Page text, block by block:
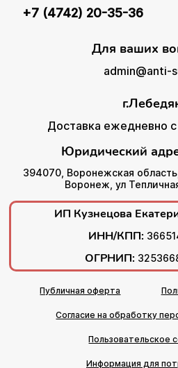
+7 (4742) 20-35-36
Для ваших
admin@anti-
Доставка ежедневно с
Юридический
394070, Воронежская
Воронеж, ул
ИП Кузнецова
ИНН/КПП:
ОГРНИП:
Публичная оферта
Согласие на обработку
Пользовательское
Информация для